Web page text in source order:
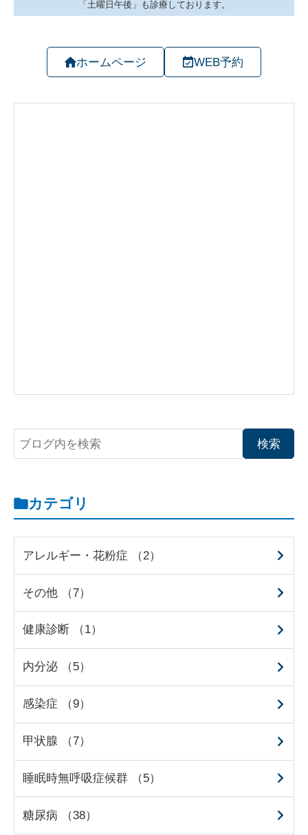
ホームページ WEB予約
カテゴリ
アレルギー・花粉症 （2）
その他 （7）
健康診断 （1）
内分泌 （5）
感染症 （9）
甲状腺 （7）
睡眠時無呼吸症候群 （5）
糖尿病 （38）